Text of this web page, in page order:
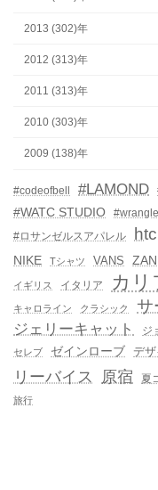
2013 (302)年
2012 (313)年
2011 (313)年
2010 (303)年
2009 (138)年
#codeofbell #LAMOND
#WATC STUDIO
#ロサンゼルスアパレル
htc
NIKE
Tシャツ VANS
イギリス イタリア カリ
キャロライン クラシック サ
ジェリーキャット
ジ
セレブ ゼインローブ デ
リーバイス 原宿 夏
旅行